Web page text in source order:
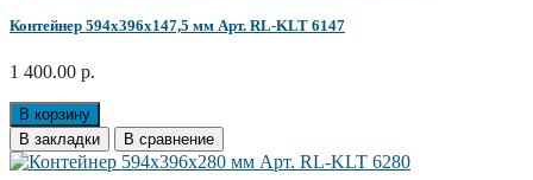
Контейнер 594х396х147,5 мм Арт. RL-KLT 6147
1 400.00 р.
В корзину
В закладки
В сравнение